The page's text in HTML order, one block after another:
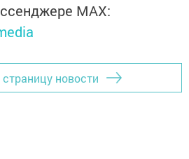
MАХ:
новости